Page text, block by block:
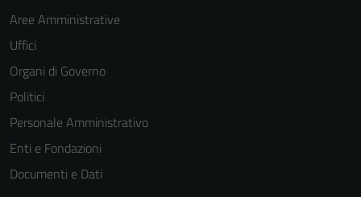
Aree Amministrative
Uffici
Organi di Governo
Politici
Personale Amministrativo
Enti e Fondazioni
Documenti e Dati